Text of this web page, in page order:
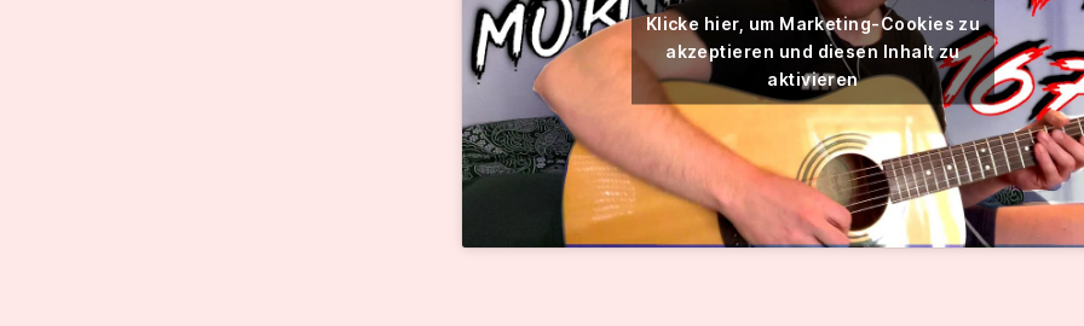
Klicke hier, um Marketing-Cookies zu
akzeptieren und diesen Inhalt zu
aktivieren